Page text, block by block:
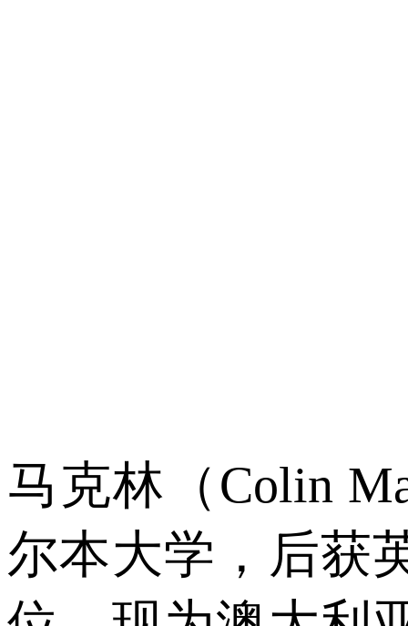
马克林（Colin
尔本大学，后获